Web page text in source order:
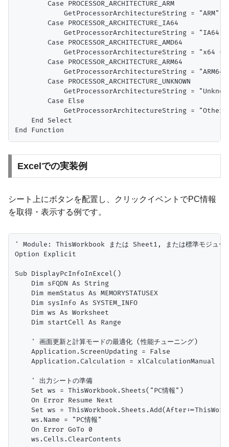
        Case PROCESSOR_ARCHITECTURE_ARM
            GetProcessorArchitectureString = "ARM"
        Case PROCESSOR_ARCHITECTURE_IA64
GetProcessorArchitectureString = "IA64
        Case PROCESSOR_ARCHITECTURE_AMD64
GetProcessorArchitectureString = "x64
        Case PROCESSOR_ARCHITECTURE_ARM64
            GetProcessorArchitectureString = "ARM64"
        Case PROCESSOR_ARCHITECTURE_UNKNOWN
GetProcessorArchitectureString =
        Case Else
GetProcessorArchitectureString = "Other
    End Select
Excelでの実装例
シート上にボタンを配置し、クリックイベントでPC情報
を取得・表示する例です。
' Module: ThisWorkbook または Sheet1, または標準モジュール
Option Explicit
Sub DisplayPcInfoInExcel()
    Dim sFQDN As String
    Dim memStatus As MEMORYSTATUSEX
    Dim sysInfo As SYSTEM_INFO
    Dim ws As Worksheet
    Dim startCell As Range
    ' 画面更新と計算モードの最適化 (性能チューニング)
    Application.ScreenUpdating = False
    Application.Calculation = xlCalculationManual
    ' 出力シートの準備
    Set ws = ThisWorkbook.Sheets("PC情報")
    On Error Resume Next
Set ws =
    ws.Name = "PC情報"
    On Error GoTo 0
    ws.Cells.ClearContents